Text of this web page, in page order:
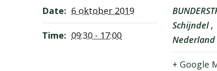
Date: 6 oktober 2019
Time: 09:30 - 17:00
Schijndel ,
Nederland
+ Google